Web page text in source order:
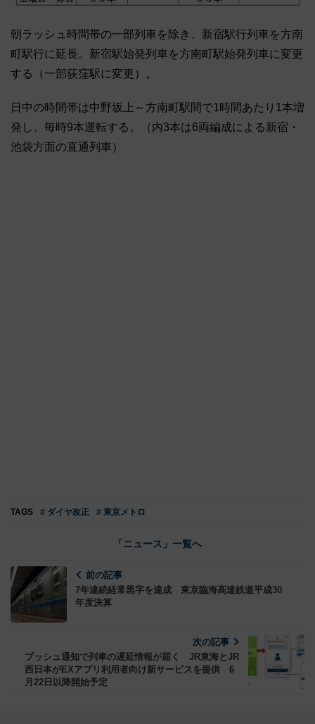
朝ラッシュ時間帯の一部列車を除き、新宿駅行列車を方南
町駅行に延長。新宿駅始発列車を方南町駅始発列車に変更
する（一部荻窪駅に変更）。
日中の時間帯は中野坂上～方南町駅間で1時間あたり1本増
発し、毎時9本運転する。（内3本は6両編成による新宿・
池袋方面の直通列車）
TAGS # ダイヤ改正 # 東京メトロ
「ニュース」一覧へ
前の記事
7年連続経常黒字を達成 東京臨海高速鉄道平成30
年度決算
次の記事
プッシュ通知で列車の遅延情報が届く JR東海とJR
西日本がEXアプリ利用者向け新サービスを提供 6
月22日以降開始予定